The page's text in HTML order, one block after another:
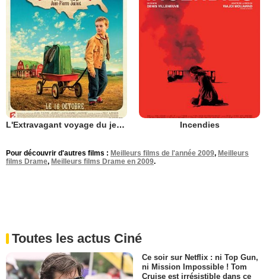
L'Extravagant voyage du jeune et prodigieux T.S. Spivet Incendies
Pour découvrir d'autres films : Meilleurs films de l'année 2009, Meilleurs
films Drame, Meilleurs films Drame en 2009.
Toutes les actus Ciné
Ce soir sur Netflix : ni Top Gun,
ni Mission Impossible ! Tom
Cruise est irrésistible dans ce